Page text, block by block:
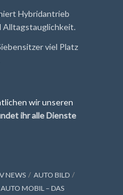
Hybridantrieb
Alltagstauglichkeit.
viel Platz
wir unseren
ihr alle Dienste
NEWS
AUTO BILD
AUTO MOBIL – DAS